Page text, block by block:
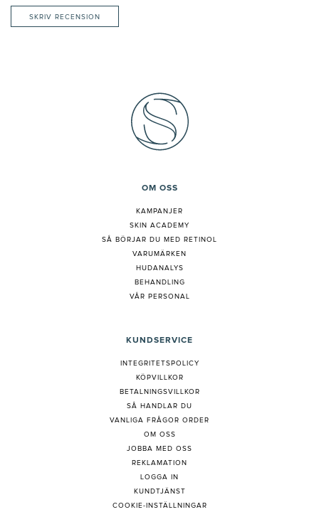
SKRIV RECENSION
OM OSS
KAMPANJER
SKIN ACADEMY
SÅ BÖRJAR DU MED RETINOL
VARUMÄRKEN
HUDANALYS
BEHANDLING
VÅR PERSONAL
KUNDSERVICE
INTEGRITETSPOLICY
KÖPVILLKOR
BETALNINGSVILLKOR
SÅ HANDLAR DU
VANLIGA FRÅGOR ORDER
OM OSS
JOBBA MED OSS
REKLAMATION
LOGGA IN
KUNDTJÄNST
COOKIE-INSTÄLLNINGAR